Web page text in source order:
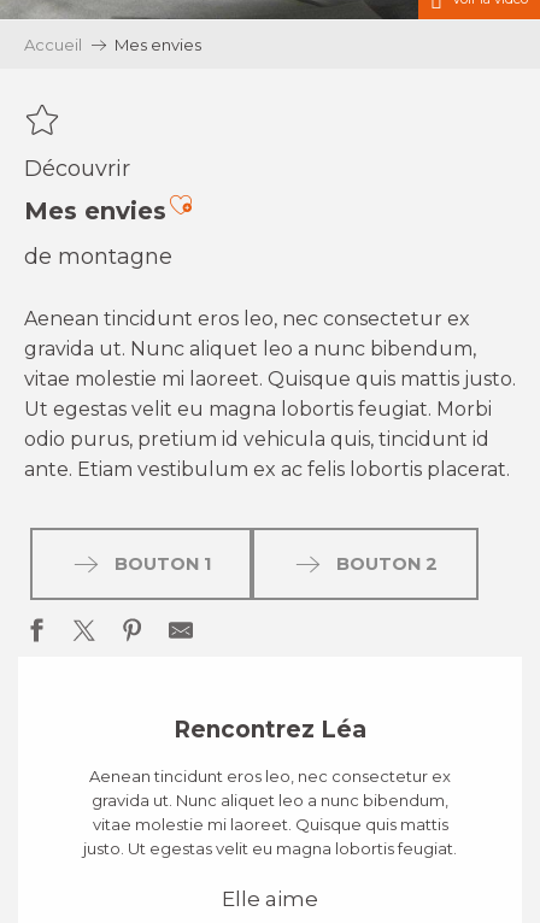
Accueil Mes envies
Découvrir
Mes enviesAjouter aux favoris
de montagne
Aenean tincidunt eros leo, nec consectetur ex
gravida ut. Nunc aliquet leo a nunc bibendum,
vitae molestie mi laoreet. Quisque quis mattis justo.
Ut egestas velit eu magna lobortis feugiat. Morbi
odio purus, pretium id vehicula quis, tincidunt id
ante. Etiam vestibulum ex ac felis lobortis placerat.
BOUTON 1 BOUTON 2
Rencontrez Léa
Aenean tincidunt eros leo, nec consectetur ex
gravida ut. Nunc aliquet leo a nunc bibendum,
vitae molestie mi laoreet. Quisque quis mattis
justo. Ut egestas velit eu magna lobortis feugiat.
Elle aime